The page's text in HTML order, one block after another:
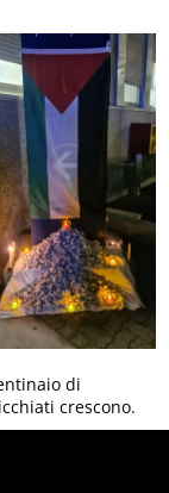
di
crescono.